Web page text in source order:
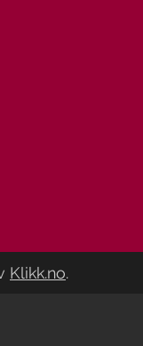
Klikk.no.